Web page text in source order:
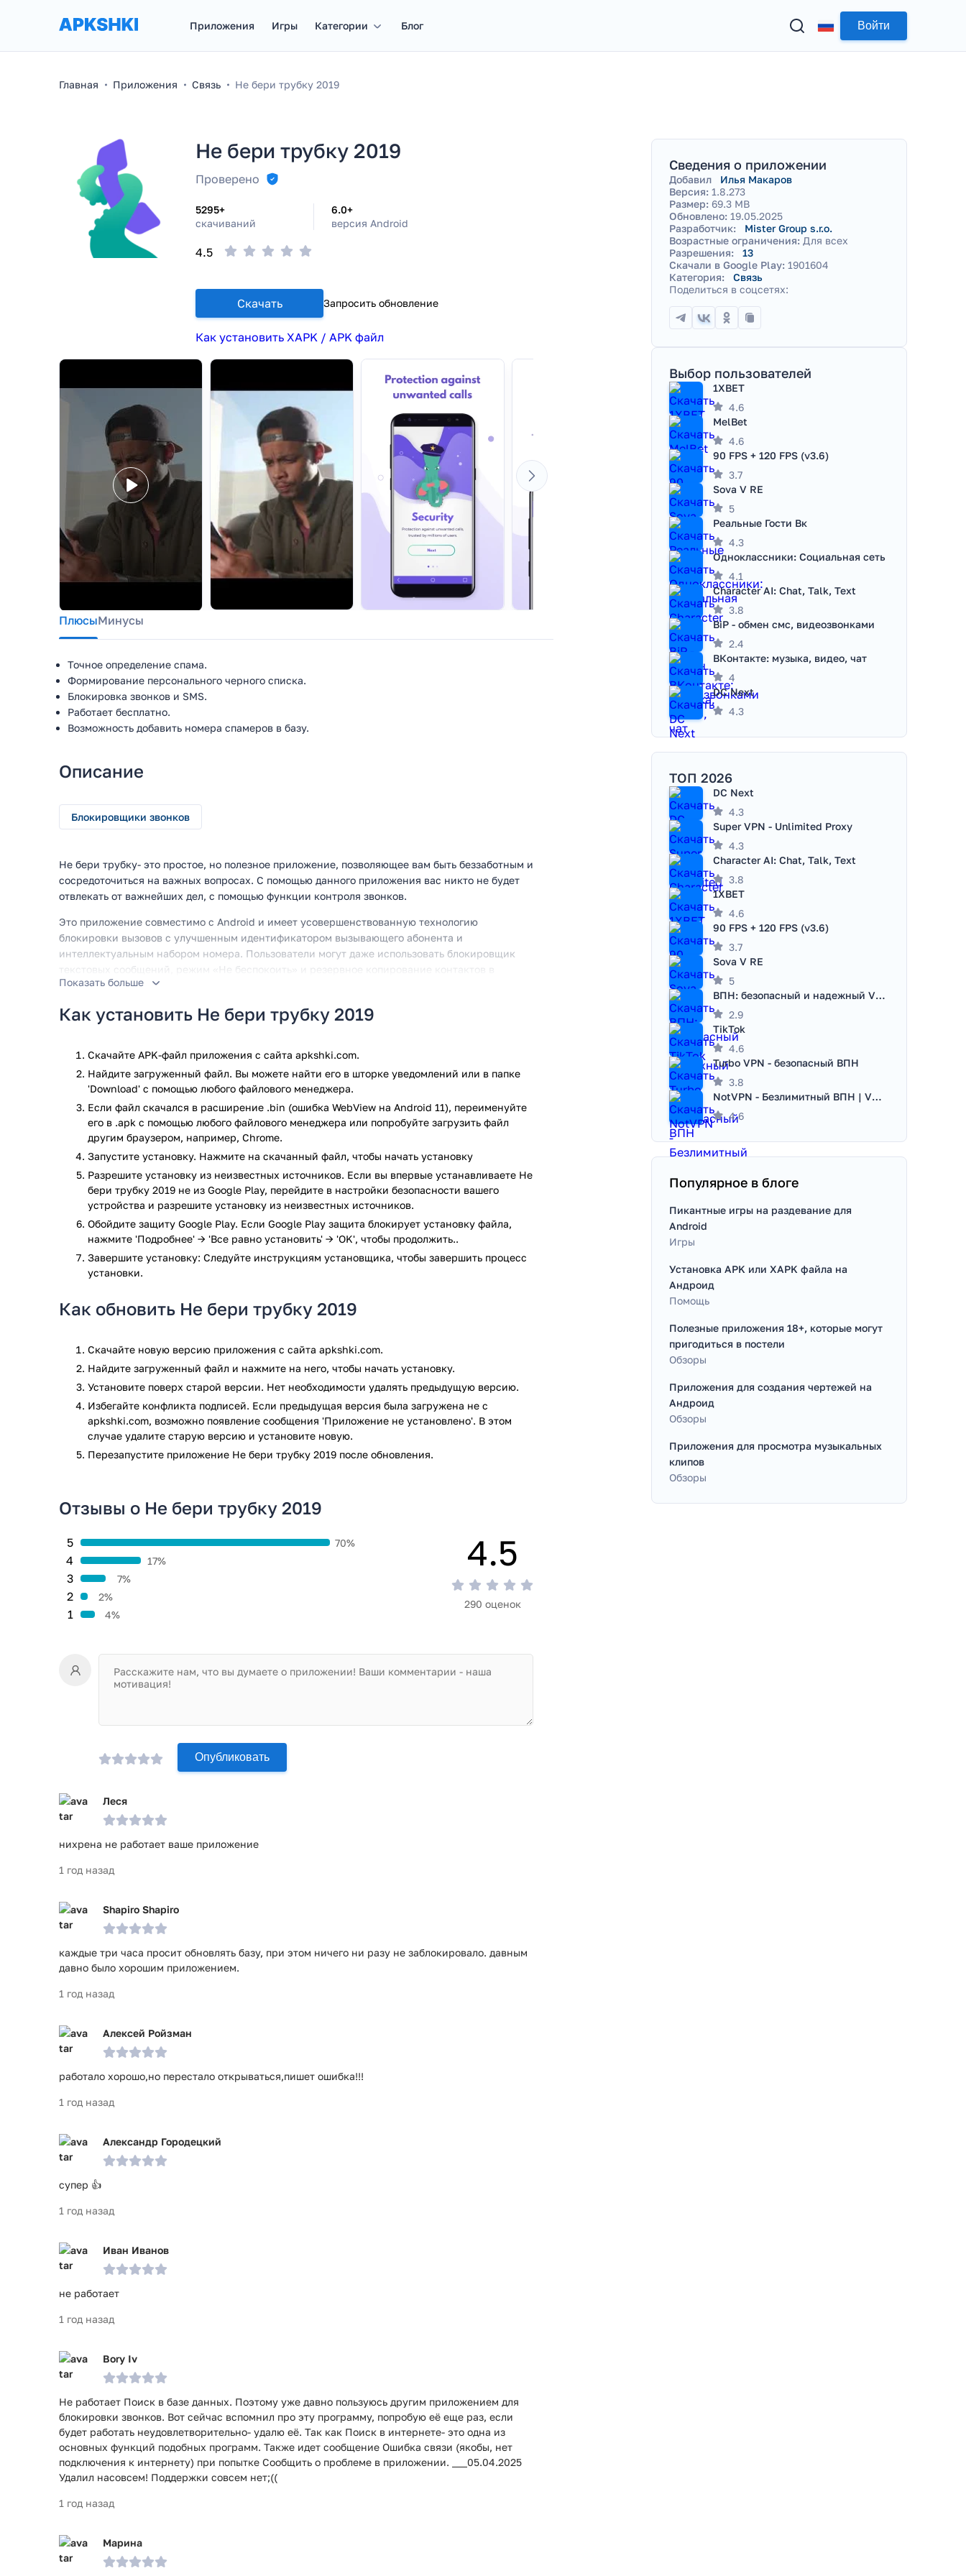
Приложения Игры Категории Блог Войти
Главная Приложения Связь Не бери трубку 2019
Не бери трубку 2019
Проверено
5295+
скачиваний
6.0+
версия Android
4.5
Скачать Запросить обновление
Как установить XAPK / APK файл
ПлюсыМинусы
Точное определение спама.
Формирование персонального черного списка.
Блокировка звонков и SMS.
Работает бесплатно.
Возможность добавить номера спамеров в базу.
Описание
Блокировщики звонков
Не бери трубку- это простое, но полезное приложение, позволяющее вам быть беззаботным и
сосредоточиться на важных вопросах. С помощью данного приложения вас никто не будет
отвлекать от важнейших дел, с помощью функции контроля звонков.
Это приложение совместимо с Android и имеет усовершенствованную технологию
блокировки вызовов с улучшенным идентификатором вызывающего абонента и
интеллектуальным набором номера. Пользователи могут даже использовать блокировщик
текстовых сообщений, режим «Не беспокоить» и резервное копирование контактов в
приложении.
Работает для блокировки следующих типов помеченных операторами вызовов: «Блокировать
потенциальный спам», «Вероятный спам», «Вероятный мошенник» и «Звонки с
Функции:
Автоматическое оповещение о спам-звонках.
Блокировать нежелательные звонки (фильтр звонков).
Экстремальный блокировщик вызовов и SMS.
Черный список сообщества и приложение для блокировки вызовов автоматически
блокируют тысячи звонков и спам-звонков, которые уже известны системе.
Легко сообщает о мошеннических номерах, чтобы помочь предупредить в следующий
раз.
Анализирует неизвестные номера, чтобы составить свою статистику спам-звонков.
Персональный черный список
Кто-то беспокоит вас телефонными звонками и текстовыми SMS-сообщениями? Если так -
поздравляю! Вы только что нашли лучшее решение для ПОЛНОЙ защиты! Единственное, что
том, что они снова вас беспокоят.
Расширенные алгоритмы и искусственный интеллект обнаруживают нежелательные
Просматривайте популярных спамеров в вашем районе.
Приложение Не бери трубку 2019 прошло проверку антивирусом VirusTotal. В результате
проверки по всем последним сигнатурам заражения файлов не выявлено.
Показать больше
Как установить Не бери трубку 2019
Скачайте APK-файл приложения с сайта apkshki.com.
Найдите загруженный файл. Вы можете найти его в шторке уведомлений или в папке
'Download' с помощью любого файлового менеджера.
Если файл скачался в расширение .bin (ошибка WebView на Android 11), переименуйте
его в .apk с помощью любого файлового менеджера или попробуйте загрузить файл
другим браузером, например, Chrome.
Запустите установку. Нажмите на скачанный файл, чтобы начать установку
Разрешите установку из неизвестных источников. Если вы впервые устанавливаете Не
бери трубку 2019 не из Google Play, перейдите в настройки безопасности вашего
устройства и разрешите установку из неизвестных источников.
Обойдите защиту Google Play. Если Google Play защита блокирует установку файла,
нажмите 'Подробнее' → 'Все равно установить' → 'OK', чтобы продолжить..
Завершите установку: Следуйте инструкциям установщика, чтобы завершить процесс
установки.
Как обновить Не бери трубку 2019
Скачайте новую версию приложения с сайта apkshki.com.
Найдите загруженный файл и нажмите на него, чтобы начать установку.
Установите поверх старой версии. Нет необходимости удалять предыдущую версию.
Избегайте конфликта подписей. Если предыдущая версия была загружена не с
apkshki.com, возможно появление сообщения 'Приложение не установлено'. В этом
случае удалите старую версию и установите новую.
Перезапустите приложениe Не бери трубку 2019 после обновления.
Отзывы о Не бери трубку 2019
1 4%
2 2%
3 7%
4 17%
5 70% 4.5
290 оценок
Опубликовать
Леся
нихрена не работает ваше приложение
1 год назад
Shapiro Shapiro
каждые три часа просит обновлять базу, при этом ничего ни разу не заблокировало. давным
давно было хорошим приложением.
1 год назад
Алексей Ройзман
работало хорошо,но перестало открываться,пишет ошибка!!!
1 год назад
Александр Городецкий
супер 👍
1 год назад
Иван Иванов
не работает
1 год назад
Bory Iv
Не работает Поиск в базе данных. Поэтому уже давно пользуюсь другим приложением для
блокировки звонков. Вот сейчас вспомнил про эту программу, попробую её еще раз, если
будет работать неудовлетворительно- удалю её. Так как Поиск в интернете- это одна из
основных функций подобных программ. Также идет сообщение Ошибка связи (якобы, нет
подключения к интернету) при попытке Сообщить о проблеме в приложении. ___05.04.2025
Удалил насовсем! Поддержки совсем нет;((
1 год назад
Марина
Сведения о приложении
Добавил
Илья Макаров
Версия: 1.8.273
Размер: 69.3 MB
Обновлено: 19.05.2025
Разработчик:
Mister Group s.r.o.
Возрастные ограничения: Для всех
Разрешения:
13
Скачали в Google Play: 1901604
Категория:
Связь
Поделиться в соцсетях:
Выбор пользователей
1XBET
4.6
MelBet
4.6
90 FPS + 120 FPS (v3.6)
3.7
Sova V RE
5
Реальные Гости Вк
4.3
Одноклассники: Социальная сеть
4.1
Character AI: Chat, Talk, Text
3.8
BiP - обмен смс, видеозвонками
2.4
ВКонтакте: музыка, видео, чат
4
DC Next
4.3
ТОП 2026
DC Next
4.3
Super VPN - Unlimited Proxy
4.3
Character AI: Chat, Talk, Text
3.8
1XBET
4.6
90 FPS + 120 FPS (v3.6)
3.7
Sova V RE
5
ВПН: безопасный и надежный VPN
2.9
TikTok
4.6
Turbo VPN - безопасный ВПН
3.8
NotVPN - Безлимитный ВПН | VPN
4.6
Популярное в блоге
Пикантные игры на раздевание для
Android
Игры
Установка APK или XAPK файла на
Андроид
Помощь
Полезные приложения 18+, которые могут
пригодиться в постели
Обзоры
Приложения для создания чертежей на
Андроид
Обзоры
Приложения для просмотра музыкальных
клипов
Обзоры